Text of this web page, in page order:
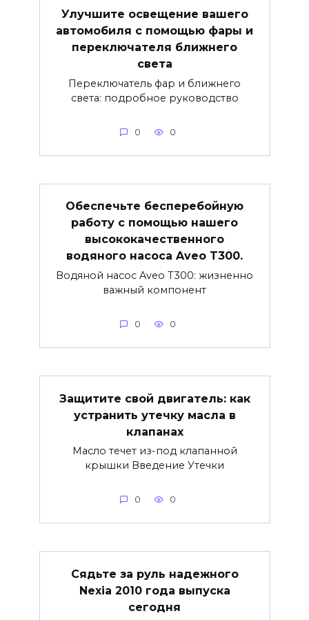
Улучшите освещение вашего
автомобиля с помощью фары и
переключателя ближнего
света
Переключатель фар и ближнего
света: подробное руководство
0 0
Обеспечьте бесперебойную
работу с помощью нашего
высококачественного
водяного насоса Aveo T300.
Водяной насос Aveo T300: жизненно
важный компонент
0 0
Защитите свой двигатель: как
устранить утечку масла в
клапанах
Масло течет из-под клапанной
крышки Введение Утечки
0 0
Сядьте за руль надежного
Nexia 2010 года выпуска
сегодня